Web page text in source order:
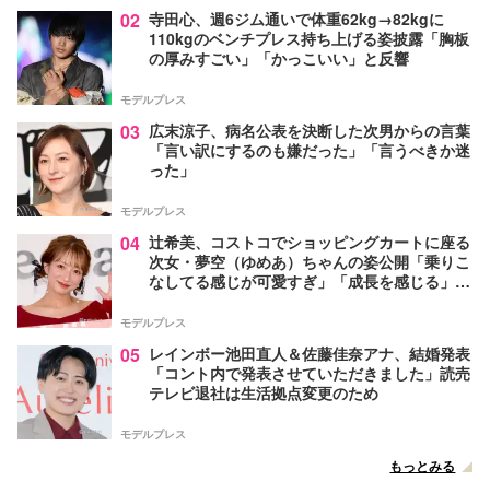
02 寺田心、週6ジム通いで体重62kg→82kgに
110kgのベンチプレス持ち上げる姿披露「胸板
の厚みすごい」「かっこいい」と反響
モデルプレス
03 広末涼子、病名公表を決断した次男からの言葉
「言い訳にするのも嫌だった」「言うべきか迷
った」
モデルプレス
04 辻希美、コストコでショッピングカートに座る
次女・夢空（ゆめあ）ちゃんの姿公開「乗りこ
なしてる感じが可愛すぎ」「成長を感じる」の
モデルプレス
05 レインボー池田直人＆佐藤佳奈アナ、結婚発表
「コント内で発表させていただきました」読売
テレビ退社は生活拠点変更のため
モデルプレス
もっとみる